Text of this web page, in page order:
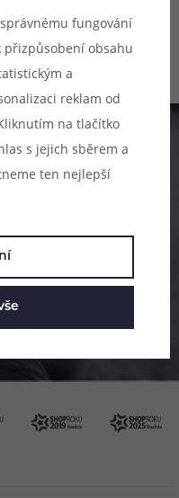
výběrem
fungování
přizpůsobení obsahu
a
reklam od
na tlačítko
s jejich sběrem a
ten nejlepší